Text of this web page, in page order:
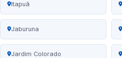
Itapuã
Jaburuna
Jardim Colorado